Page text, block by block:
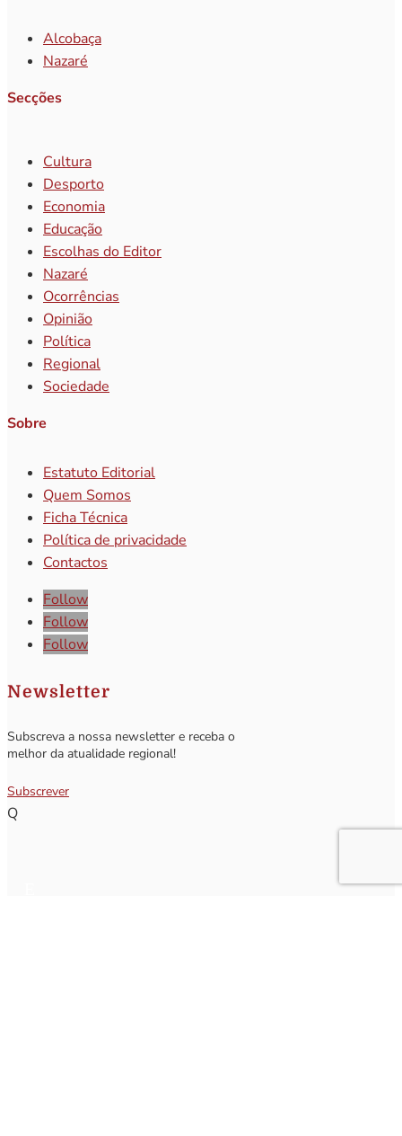
Alcobaça
Nazaré
Secções
Cultura
Desporto
Economia
Educação
Escolhas do Editor
Nazaré
Ocorrências
Opinião
Política
Regional
Sociedade
Sobre
Estatuto Editorial
Quem Somos
Ficha Técnica
Política de privacidade
Contactos
Follow
Follow
Follow
Newsletter
Subscreva a nossa newsletter e receba o
melhor da atualidade regional!
Subscrever
Q